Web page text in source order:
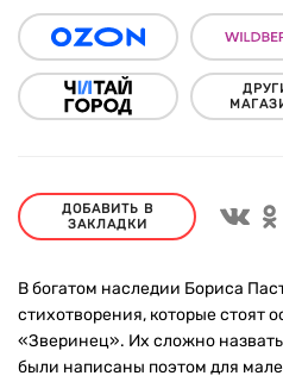
ДОБАВИТЬ В
ЗАКЛАДКИ
В богатом наследии Бориса
стихотворения, которые стоят
«Зверинец». Их сложно
были написаны поэтом для